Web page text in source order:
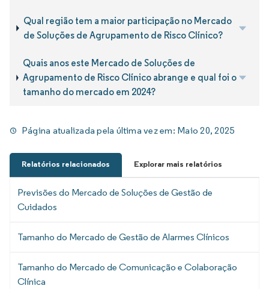
Qual região tem a maior participação no Mercado
de Soluções de Agrupamento de Risco Clínico?
Quais anos este Mercado de Soluções de
Agrupamento de Risco Clínico abrange e qual foi o
tamanho do mercado em 2024?
Página atualizada pela última vez em: Maio 20, 2025
Relatórios relacionados Explorar mais relatórios
Previsões do Mercado de Soluções de Gestão de
Cuidados
Tamanho do Mercado de Gestão de Alarmes Clínicos
Tamanho do Mercado de Comunicação e Colaboração
Clínica